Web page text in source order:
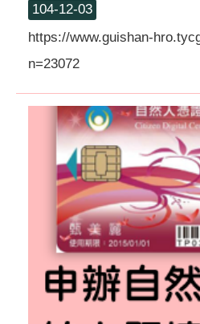
104-12-03
https://www.guishan-
n=23072